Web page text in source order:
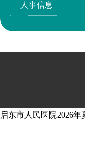
人事信息
启东市人民医院2026